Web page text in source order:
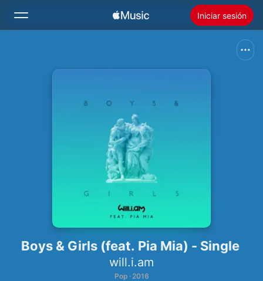
Iniciar sesión
Instalar Apple Music
Boys & Girls (feat. Pia Mia) - Single
will.i.am
Pop · 2016